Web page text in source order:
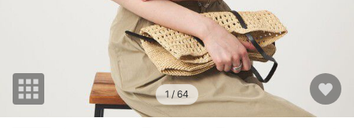
1/ 64